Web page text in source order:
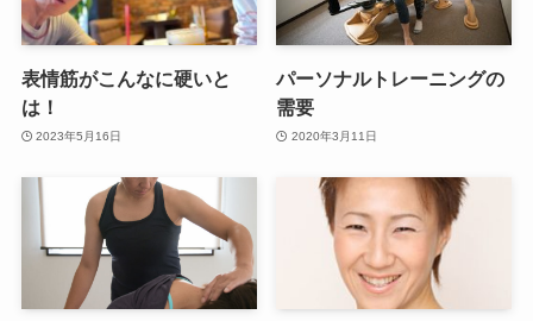
表情筋がこんなに硬いと
は！
2023年5月16日
パーソナルトレーニングの
需要
2020年3月11日